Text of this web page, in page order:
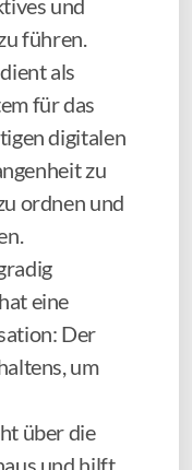
und
führen.
als
für das
digitalen
zu
ordnen und
eine
Der
um
über die
und hilft,